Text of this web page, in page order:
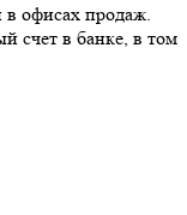
офисах продаж.
счет в банке, в том